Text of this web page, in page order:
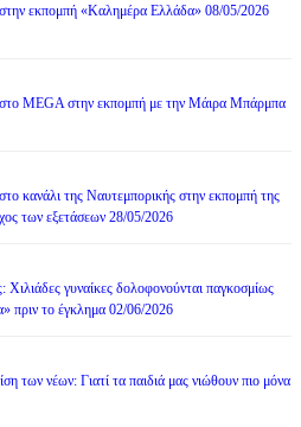
εκπομπή «Καλημέρα Ελλάδα» 08/05/2026
MEGA στην εκπομπή με την Μάιρα Mπάρμπα
κανάλι της Ναυτεμπορικής στην εκπομπή της
των εξετάσεων 28/05/2026
γυναίκες δολοφονούνται παγκοσμίως
πριν το έγκλημα 02/06/2026
των νέων: Γιατί τα παιδιά μας νιώθουν πιο μόνα